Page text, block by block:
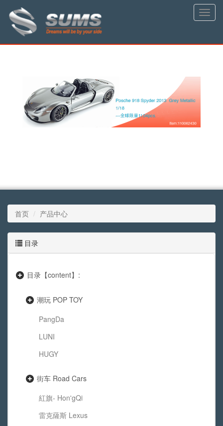
Toggle
首页 产品中心
目录
目录【content】:
潮玩 POP TOY
PangDa
LUNI
HUGY
街车 Road Cars
紅旗- Hon'gQi
雷克薩斯 Lexus